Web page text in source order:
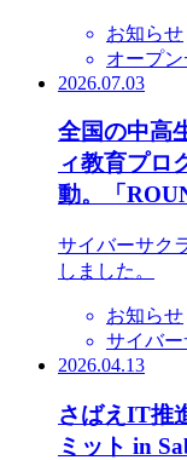
お知らせ
オープン
2026.07.03
全国の中高
ィ教育プロ
動。「
サイバーサク
しました。
お知らせ
サイバー
2026.04.13
さばえIT推
ミット in